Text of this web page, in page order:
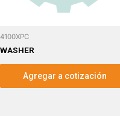
4100XPC
WASHER
Agregar a cotización